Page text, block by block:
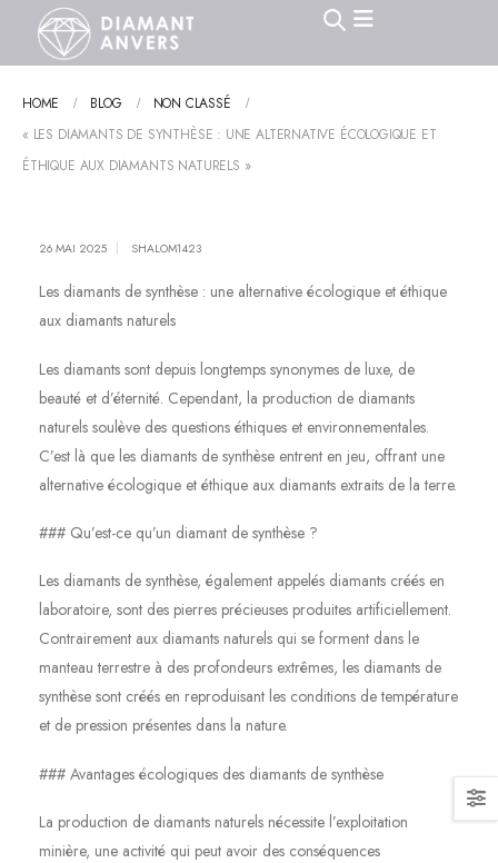
HOME BLOG
NON CLASSÉ
« LES DIAMANTS DE SYNTHÈSE : UNE ALTERNATIVE ÉCOLOGIQUE ET
ÉTHIQUE AUX DIAMANTS NATURELS »
26 MAI 2025 SHALOM1423
Les diamants de synthèse : une alternative écologique et éthique
aux diamants naturels
Les diamants sont depuis longtemps synonymes de luxe, de
beauté et d’éternité. Cependant, la production de diamants
naturels soulève des questions éthiques et environnementales.
C’est là que les diamants de synthèse entrent en jeu, offrant une
alternative écologique et éthique aux diamants extraits de la terre.
### Qu’est-ce qu’un diamant de synthèse ?
Les diamants de synthèse, également appelés diamants créés en
laboratoire, sont des pierres précieuses produites artificiellement.
Contrairement aux diamants naturels qui se forment dans le
manteau terrestre à des profondeurs extrêmes, les diamants de
synthèse sont créés en reproduisant les conditions de température
et de pression présentes dans la nature.
### Avantages écologiques des diamants de synthèse
La production de diamants naturels nécessite l’exploitation
minière, une activité qui peut avoir des conséquences